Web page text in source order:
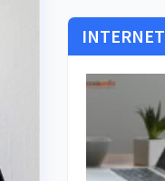
INTERNET